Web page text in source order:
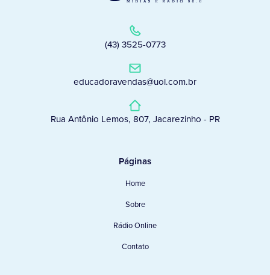
(43) 3525-0773
educadoravendas@uol.com.br
Rua Antônio Lemos, 807, Jacarezinho - PR
Páginas
Home
Sobre
Rádio Online
Contato